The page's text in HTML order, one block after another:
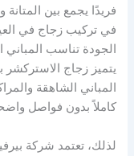
فريدًا يجمع بين
في تركيب زجاج في
الجودة تناسب
يتميز زجاج الاستركشر
المباني الشاهقة
كاملاً بدون فواصل
لذلك، تعتمد شركة